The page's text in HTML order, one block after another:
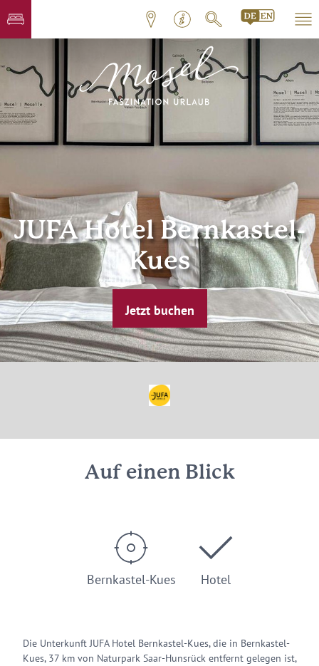
JUFA Hotel Bernkastel-
Kues
Jetzt buchen
Auf einen Blick
Bernkastel-Kues Hotel
Die Unterkunft JUFA Hotel Bernkastel-Kues, die in Bernkastel-
Kues, 37 km von Naturpark Saar-Hunsrück entfernt gelegen ist,